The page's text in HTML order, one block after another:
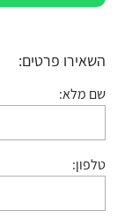
השאירו פרטים:
שם מלא:
טלפון: